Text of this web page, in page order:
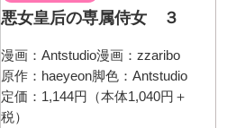
悪女皇后の専属侍女 ３
漫画： Antstudio漫画： zzaribo
原作： haeyeon脚色： Antstudio
定価：1,144円（本体1,040円＋
税）